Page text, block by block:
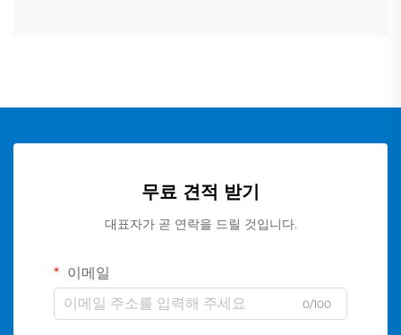
무료 견적 받기
대표자가 곧 연락을 드릴 것입니다.
이메일
0/100